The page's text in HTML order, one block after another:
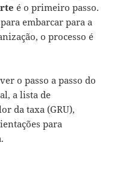
é o primeiro passo.
embarcar para a
o processo é
o passo a passo do
a lista de
da taxa (GRU),
para